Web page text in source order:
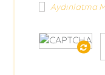
Aydınlatma